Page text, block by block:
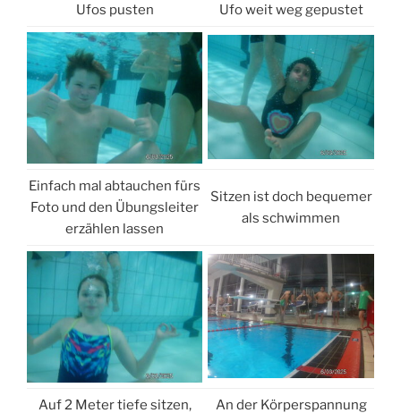
Ufos pusten Ufo weit weg gepustet
Einfach mal abtauchen fürs
Foto und den Übungsleiter
erzählen lassen
Sitzen ist doch bequemer
als schwimmen
Auf 2 Meter tiefe sitzen,
An der Körperspannung